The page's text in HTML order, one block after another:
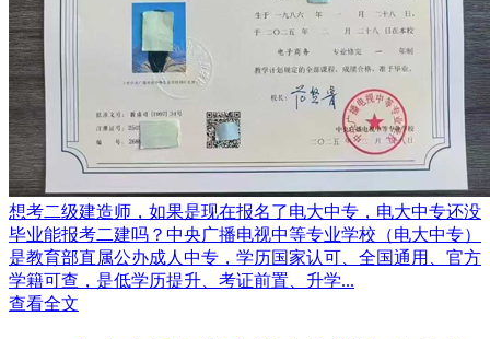
想考二级建造师，如果是现在报名了电大中专，电大中专还没
毕业能报考二建吗？中央广播电视中等专业学校（电大中专）
是教育部直属公办成人中专，学历国家认可、全国通用、官方
学籍可查，是低学历提升、考证前置、升学...
查看全文